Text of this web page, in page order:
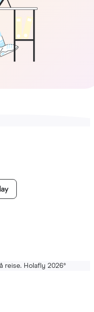
reise. Holafly 2026®